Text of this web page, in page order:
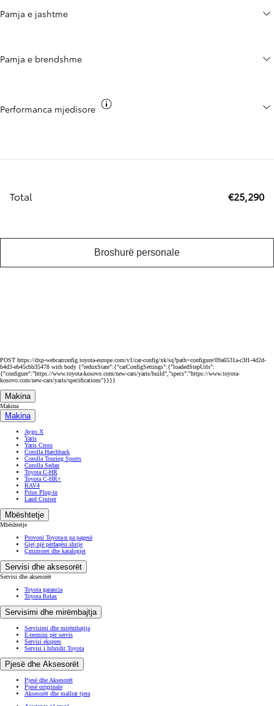
Pamja e jashtme
Pamja e brendshme
Performanca mjedisore
Total €25,290
Broshurë personale
POST https://dxp-webcarconfig.toyota-europe.com/v1/car-config/xk/sq?path=configure/09a6531a-c3f1-4d2d-
b4d3-eb45cbb35478 with body {"reduxState":{"carConfigSettings":{"loadedStepUrls":
{"configure":"https://www.toyota-kosovo.com/new-cars/yaris/build","specs":"https://www.toyota-
kosovo.com/new-cars/yaris/specifications"}}}}
Makina
Makina
Makina
Aygo X
Yaris
Yaris Cross
Corolla Hatchback
Corolla Touring Sports
Corolla Sedan
Toyota C-HR
Toyota C-HR+
RAV4
Prius Plug-in
Land Cruiser
Mbështetje
Mbështetje
Provoni Toyota-n pa pagesë
Gjej një përfaqësi shitje
Çmimoret dhe katalogjet
Servisi dhe aksesorët
Servisi dhe aksesorët
Toyota garancia
Toyota Relax
Servisimi dhe mirëmbajtja
Servisimi dhe mirëmbajtja
E-termini për servis
Servisi ekspres
Servisi i hibridit Toyota
Pjesë dhe Aksesorët
Pjesë dhe Aksesorët
Pjesë origjinale
Aksesorët dhe mallrat tjera